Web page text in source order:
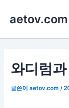
로
aetov.com
와디럼
글쓴이aetov.com /